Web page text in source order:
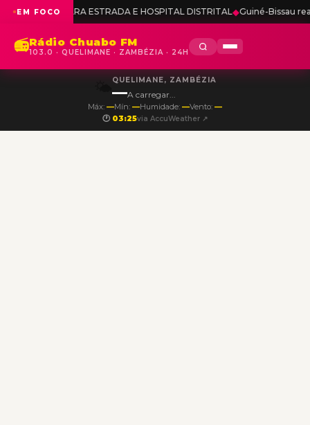
EM FOCO
ESTRADA E HOSPITAL DISTRITAL◆Guiné-Bissau reafirma apoio
📻Rádio Chuabo FM
103.0 · QUELIMANE · ZAMBÉZIA · 24H
QUELIMANE, ZAMBÉZIA
—A carregar...
Máx: —Mín: —Humidade: —Vento: —
🕐 03:25via AccuWeather ↗